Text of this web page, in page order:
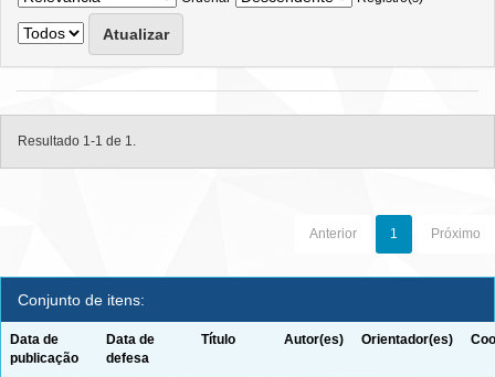
Resultado 1-1 de 1.
Anterior 1 Próximo
Conjunto de itens:
Data de
publicação
Data de
defesa
Título Autor(es) Orientador(es)